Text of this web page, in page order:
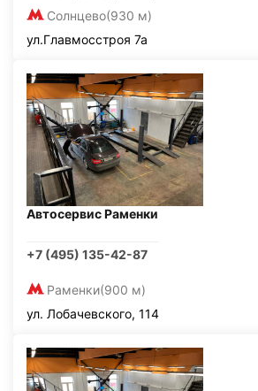
Солнцево(930 м)
ул.Главмосстроя 7а
Автосервис Раменки
+7 (495) 135-42-87
Раменки(900 м)
ул. Лобачевского, 114